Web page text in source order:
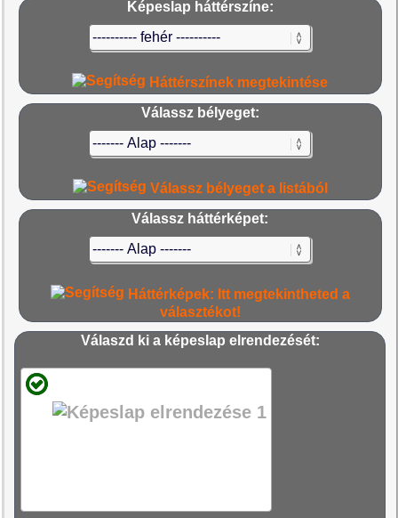
Képeslap háttérszíne:
Háttérszínek megtekintése
Válassz bélyeget:
Válassz bélyeget a listából
Válassz háttérképet:
Háttérképek: Itt megtekintheted a
választékot!
Válaszd ki a képeslap elrendezését: